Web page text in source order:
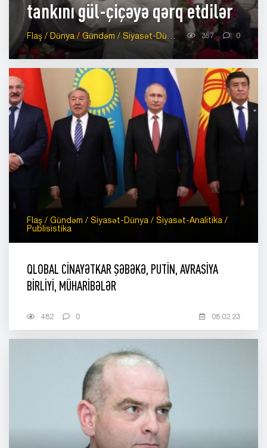
tankını gül-çiçəyə qərq etdilər
Flaş / Dünya / Gündəm / Siyasət-Dünya 357 0
Flaş / Gündəm / Siyasət-Dünya / Siyasət-Analitika /
Publisistika
QLOBAL CİNAYƏTKAR ŞƏBƏKƏ, PUTİN, AVRASİYA
BİRLİYİ, MÜHARİBƏLƏR
482 0 08.02.23